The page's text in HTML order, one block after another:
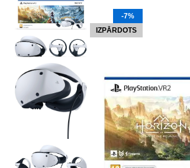
-7%
IZPĀRDOTS